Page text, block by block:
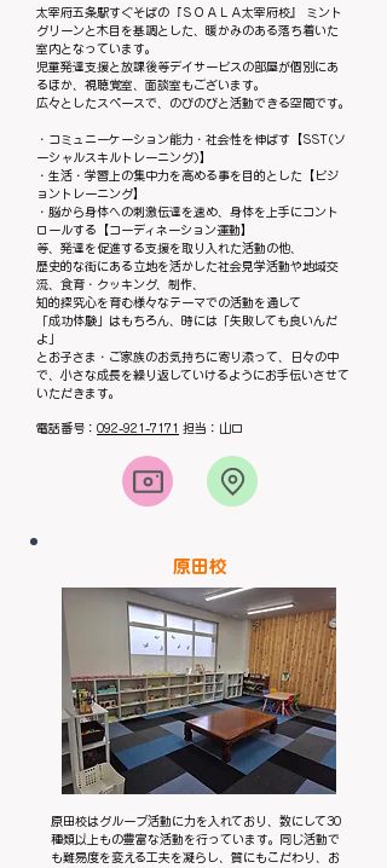
太宰府五条駅すぐそばの『ＳＯＡＬＡ太宰府校』 ミント
グリーンと木目を基調とした、暖かみのある落ち着いた
室内となっています。
児童発達支援と放課後等デイサービスの部屋が個別にあ
るほか、視聴覚室、面談室もございます。
広々としたスペースで、のびのびと活動できる空間です。
・コミュニーケーション能力・社会性を伸ばす【SST(ソ
ーシャルスキルトレーニング)】
・生活・学習上の集中力を高める事を目的とした【ビジ
ョントレーニング】
・脳から身体への刺激伝達を速め、身体を上手にコント
ロールする【コーディネーション運動】
等、発達を促進する支援を取り入れた活動の他、
歴史的な街にある立地を活かした社会見学活動や地域交
流、食育・クッキング、制作、
知的探究心を育む様々なテーマでの活動を通して
「成功体験」はもちろん、時には「失敗しても良いんだ
よ」
とお子さま・ご家族のお気持ちに寄り添って、日々の中
で、小さな成長を繰り返していけるようにお手伝いさせて
いただきます。
電話番号： 092-921-7171 担当：山口
​原田校
原田校はグループ活動に力を入れており、数にして30
種類以上もの豊富な活動を行っています。同じ活動で
も難易度を変える工夫を凝らし、質にもこだわり、お